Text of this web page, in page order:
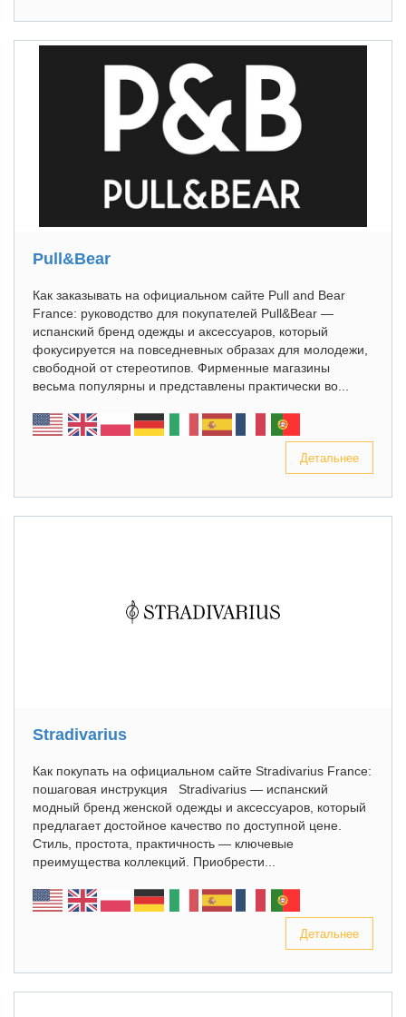
Pull&Bear
Как заказывать на официальном сайте Pull and Bear
France: руководство для покупателей Pull&Bear —
испанский бренд одежды и аксессуаров, который
фокусируется на повседневных образах для молодежи,
свободной от стереотипов. Фирменные магазины
весьма популярны и представлены практически во...
Детальнее
Stradivarius
Как покупать на официальном сайте Stradivarius France:
пошаговая инструкция Stradivarius — испанский
модный бренд женской одежды и аксессуаров, который
предлагает достойное качество по доступной цене.
Стиль, простота, практичность — ключевые
преимущества коллекций. Приобрести...
Детальнее